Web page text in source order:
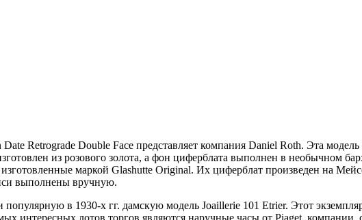
Retrograde Double Face представляет компания Daniel Roth. Эта
из розового золота, а фон циферблата выполнен в необычном
маркой Glashutte Original. Их циферблат произведен на
выполнены вручную.
в 1930-х гг. дамскую модель Joaillerie 101 Etrier. Этот
интересных лотов торгов являются наручные часы от Piaget,